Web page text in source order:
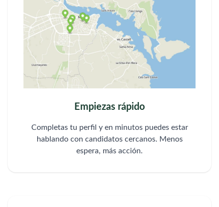
Empiezas rápido
Completas tu perfil y en minutos puedes estar
hablando con candidatos cercanos. Menos
espera, más acción.